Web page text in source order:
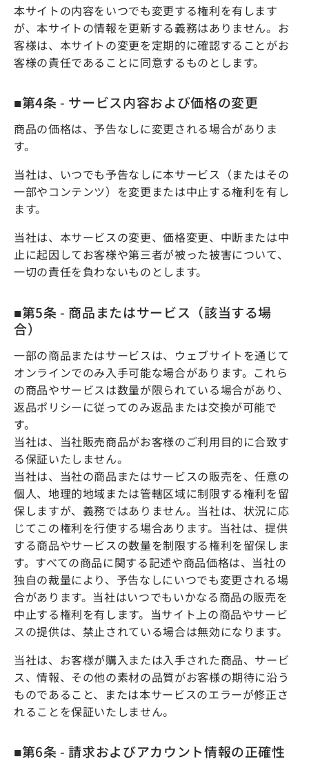
本サイトの内容をいつでも変更する権利を有します
が、本サイトの情報を更新する義務はありません。お
客様は、本サイトの変更を定期的に確認することがお
客様の責任であることに同意するものとします。
■第4条 - サービス内容および価格の変更
商品の価格は、予告なしに変更される場合がありま
す。
当社は、いつでも予告なしに本サービス（またはその
一部やコンテンツ）を変更または中止する権利を有し
ます。
当社は、本サービスの変更、価格変更、中断または中
止に起因してお客様や第三者が被った被害について、
一切の責任を負わないものとします。
■第5条 - 商品またはサービス（該当する場
合）
一部の商品またはサービスは、ウェブサイトを通じて
オンラインでのみ入手可能な場合があります。これら
の商品やサービスは数量が限られている場合があり、
返品ポリシーに従ってのみ返品または交換が可能で
す。
当社は、当社販売商品がお客様のご利用目的に合致す
る保証いたしません。
当社は、当社の商品またはサービスの販売を、任意の
個人、地理的地域または管轄区域に制限する権利を留
保しますが、義務ではありません。当社は、状況に応
じてこの権利を行使する場合あります。当社は、提供
する商品やサービスの数量を制限する権利を留保しま
す。すべての商品に関する記述や商品価格は、当社の
独自の裁量により、予告なしにいつでも変更される場
合があります。当社はいつでもいかなる商品の販売を
中止する権利を有します。当サイト上の商品やサービ
スの提供は、禁止されている場合は無効になります。
当社は、お客様が購入または入手された商品、サービ
ス、情報、その他の素材の品質がお客様の期待に沿う
ものであること、または本サービスのエラーが修正さ
れることを保証いたしません。
■第6条 - 請求およびアカウント情報の正確性